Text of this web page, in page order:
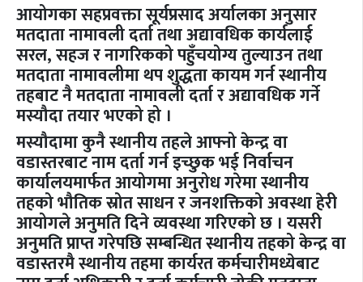
आयोगका सहप्रवक्ता सूर्यप्रसाद अर्यालका अनुसार
मतदाता नामावली दर्ता तथा अद्यावधिक कार्यलाई
सरल, सहज र नागरिकको पहुँचयोग्य तुल्याउन तथा
मतदाता नामावलीमा थप शुद्धता कायम गर्न स्थानीय
तहबाट नै मतदाता नामावली दर्ता र अद्यावधिक गर्ने
मस्यौदा तयार भएको हो ।
मस्यौदामा कुनै स्थानीय तहले आफ्नो केन्द्र वा
वडास्तरबाट नाम दर्ता गर्न इच्छुक भई निर्वाचन
कार्यालयमार्फत आयोगमा अनुरोध गरेमा स्थानीय
तहको भौतिक स्रोत साधन र जनशक्तिको अवस्था हेरी
आयोगले अनुमति दिने व्यवस्था गरिएको छ । यसरी
अनुमति प्राप्त गरेपछि सम्बन्धित स्थानीय तहको केन्द्र वा
वडास्तरमै स्थानीय तहमा कार्यरत कर्मचारीमध्येबाट